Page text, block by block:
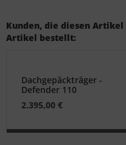
Kunden, die diesen
Artikel bestellt:
Dachgepäckträger -
Defender 110
2.395,00 €